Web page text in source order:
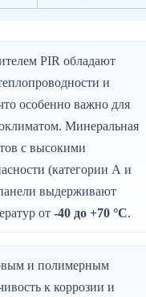
PIR обладают
и
особенно важно для
Минеральная
с высокими
(категории А и
выдерживают
от -40 до +70 °C.
и полимерным
к коррозии и